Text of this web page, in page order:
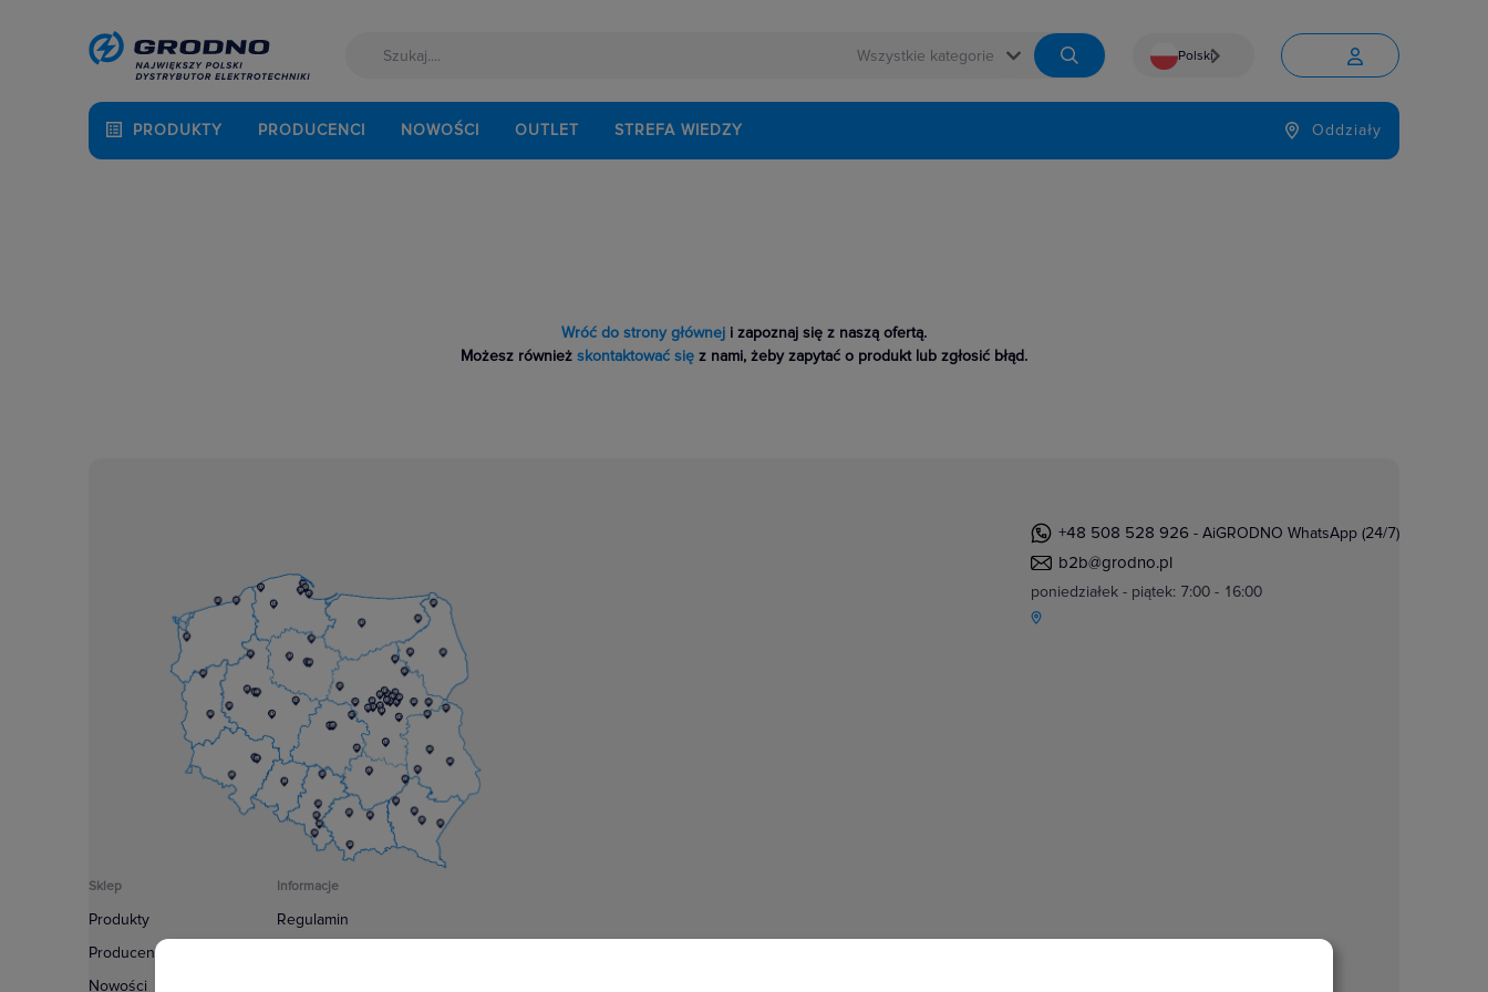
 Polski
Język

PRODUKTY PRODUCENCI NOWOŚCI OUTLET STREFA WIEDZY Oddziały
Wróć do strony głównej i zapoznaj się z naszą ofertą.
Możesz również skontaktować się z nami, żeby zapytać o produkt lub zgłosić błąd.
+48 508 528 926 - AiGRODNO WhatsApp (24/7)
b2b@grodno.pl
poniedziałek - piątek: 7:00 - 16:00
Sklep
Produkty
Producenci
Nowości
Informacje
Regulamin